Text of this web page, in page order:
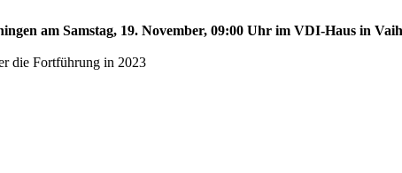
am Samstag, 19. November, 09:00 Uhr im VDI-Haus in
die Fortführung in 2023